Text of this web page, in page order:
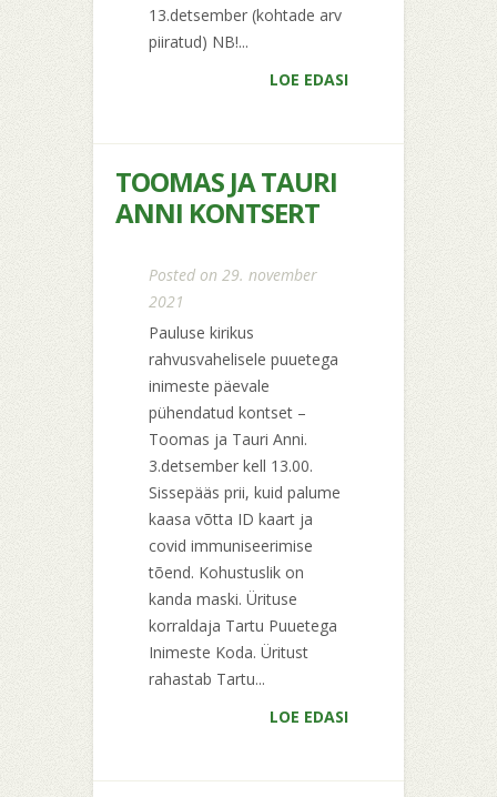
13.detsember (kohtade arv
piiratud) NB!...
LOE EDASI
TOOMAS JA TAURI
ANNI KONTSERT
Posted on 29. november
2021
Pauluse kirikus
rahvusvahelisele puuetega
inimeste päevale
pühendatud kontset –
Toomas ja Tauri Anni.
3.detsember kell 13.00.
Sissepääs prii, kuid palume
kaasa võtta ID kaart ja
covid immuniseerimise
tõend. Kohustuslik on
kanda maski. Ürituse
korraldaja Tartu Puuetega
Inimeste Koda. Üritust
rahastab Tartu...
LOE EDASI